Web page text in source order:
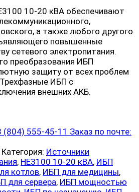
10-20 кВА обеспечивают
а также любого другого
повышенные
сетевого электропитания.
преобразования ИБП
защиту от всех проблем
ИБП с
внешних АКБ.
(804) 555-45-11 Заказ по почте:
Категория: Источники
, HE3100 10-20 кВА, ИБП
котлов, ИБП для медицины,
для сервера, ИБП мощностью